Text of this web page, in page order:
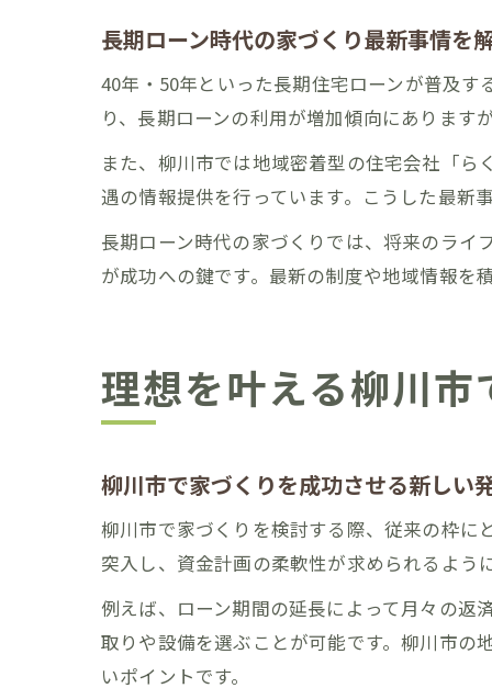
長期ローン時代の家づくり最新事情を
40年・50年といった長期住宅ローンが普及
り、長期ローンの利用が増加傾向にあります
また、柳川市では地域密着型の住宅会社「
遇の情報提供を行っています。こうした最新
長期ローン時代の家づくりでは、将来のライ
が成功への鍵です。最新の制度や地域情報を
理想を叶える柳川市
柳川市で家づくりを成功させる新しい
柳川市で家づくりを検討する際、従来の枠に
突入し、資金計画の柔軟性が求められるよう
例えば、ローン期間の延長によって月々の返
取りや設備を選ぶことが可能です。柳川市の
いポイントです。